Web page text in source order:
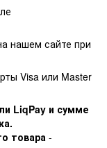
нашем сайте при
Visa или Master
LiqPay и сумме
товара -